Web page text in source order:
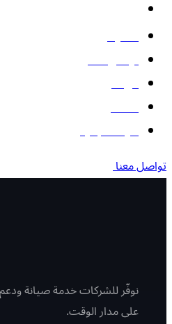
المدونة
تواصل معنا
من نحن
أعمالنا
أدوات مجانية
تواصل معنا
نوفّر للشركات خدمة صيانة
على مدار الوقت.